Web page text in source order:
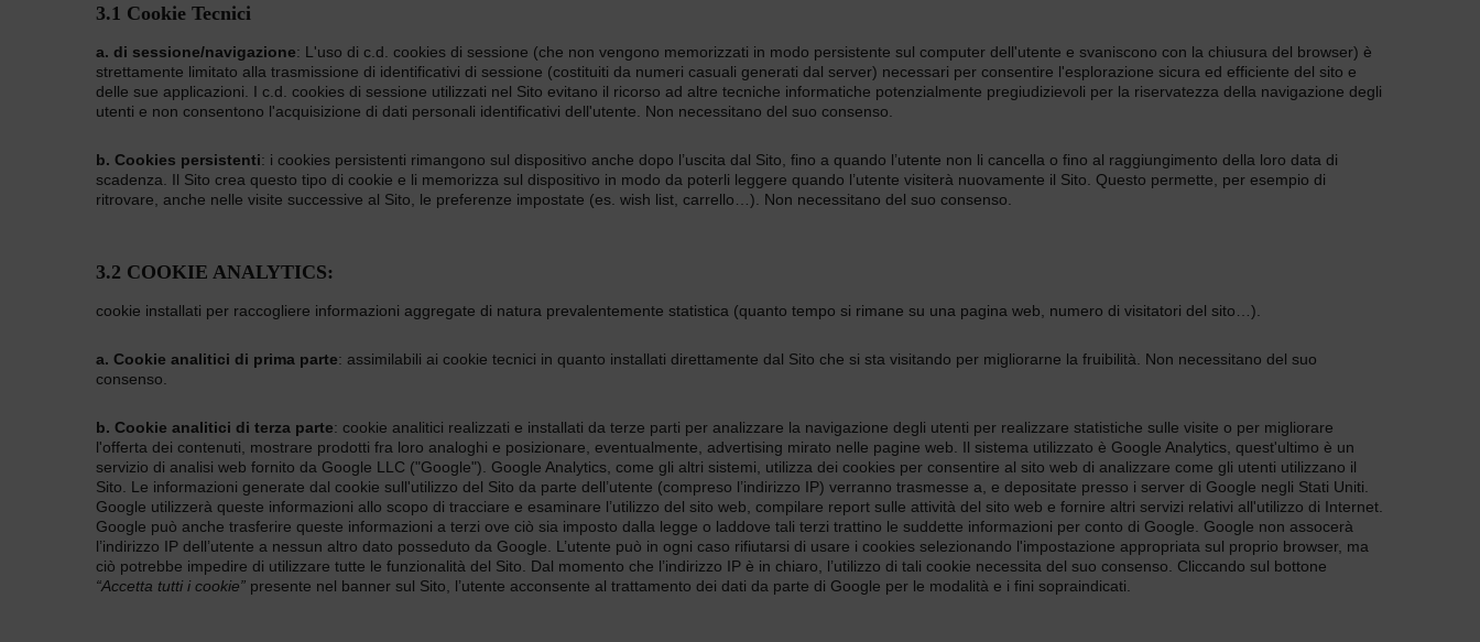
3.1 Cookie Tecnici
a. di sessione/navigazione: L'uso di c.d. cookies di sessione (che non vengono memorizzati in modo persistente sul computer dell'utente e svaniscono con la chiusura del browser) è
strettamente limitato alla trasmissione di identificativi di sessione (costituiti da numeri casuali generati dal server) necessari per consentire l'esplorazione sicura ed efficiente del sito e
delle sue applicazioni. I c.d. cookies di sessione utilizzati nel Sito evitano il ricorso ad altre tecniche informatiche potenzialmente pregiudizievoli per la riservatezza della navigazione degli
utenti e non consentono l'acquisizione di dati personali identificativi dell'utente. Non necessitano del suo consenso.
b. Cookies persistenti: i cookies persistenti rimangono sul dispositivo anche dopo l’uscita dal Sito, fino a quando l’utente non li cancella o fino al raggiungimento della loro data di
scadenza. Il Sito crea questo tipo di cookie e li memorizza sul dispositivo in modo da poterli leggere quando l’utente visiterà nuovamente il Sito. Questo permette, per esempio di
ritrovare, anche nelle visite successive al Sito, le preferenze impostate (es. wish list, carrello…). Non necessitano del suo consenso.
3.2 COOKIE ANALYTICS:
cookie installati per raccogliere informazioni aggregate di natura prevalentemente statistica (quanto tempo si rimane su una pagina web, numero di visitatori del sito…).
a. Cookie analitici di prima parte: assimilabili ai cookie tecnici in quanto installati direttamente dal Sito che si sta visitando per migliorarne la fruibilità. Non necessitano del suo
consenso.
b. Cookie analitici di terza parte: cookie analitici realizzati e installati da terze parti per analizzare la navigazione degli utenti per realizzare statistiche sulle visite o per migliorare
l'offerta dei contenuti, mostrare prodotti fra loro analoghi e posizionare, eventualmente, advertising mirato nelle pagine web. Il sistema utilizzato è Google Analytics, quest'ultimo è un
servizio di analisi web fornito da Google LLC ("Google"). Google Analytics, come gli altri sistemi, utilizza dei cookies per consentire al sito web di analizzare come gli utenti utilizzano il
Sito. Le informazioni generate dal cookie sull'utilizzo del Sito da parte dell’utente (compreso l’indirizzo IP) verranno trasmesse a, e depositate presso i server di Google negli Stati Uniti.
Google utilizzerà queste informazioni allo scopo di tracciare e esaminare l’utilizzo del sito web, compilare report sulle attività del sito web e fornire altri servizi relativi all'utilizzo di Internet.
Google può anche trasferire queste informazioni a terzi ove ciò sia imposto dalla legge o laddove tali terzi trattino le suddette informazioni per conto di Google. Google non assocerà
l’indirizzo IP dell’utente a nessun altro dato posseduto da Google. L’utente può in ogni caso rifiutarsi di usare i cookies selezionando l'impostazione appropriata sul proprio browser, ma
ciò potrebbe impedire di utilizzare tutte le funzionalità del Sito. Dal momento che l’indirizzo IP è in chiaro, l’utilizzo di tali cookie necessita del suo consenso. Cliccando sul bottone
“Accetta tutti i cookie” presente nel banner sul Sito, l’utente acconsente al trattamento dei dati da parte di Google per le modalità e i fini sopraindicati.